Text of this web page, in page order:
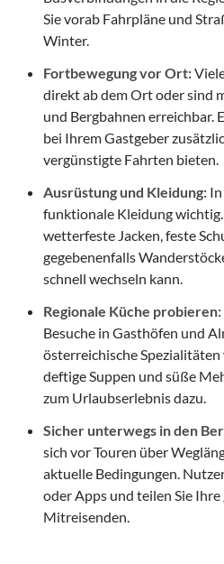
Sie vorab Fahrpläne und
Winter.
Fortbewegung vor Ort:
direkt ab dem Ort oder sind
und Bergbahnen erreichbar.
bei Ihrem Gastgeber
vergünstigte Fahrten bieten.
Ausrüstung und Kleidung:
funktionale Kleidung wichtig.
wetterfeste Jacken, feste
gegebenenfalls
schnell wechseln kann.
Regionale Küche probieren:
Besuche in Gasthöfen und
österreichische Spezialitäten
deftige Suppen und süße
zum Urlaubserlebnis dazu.
Sicher unterwegs in den
sich vor Touren über
aktuelle Bedingungen.
oder Apps und teilen Sie
Mitreisenden.